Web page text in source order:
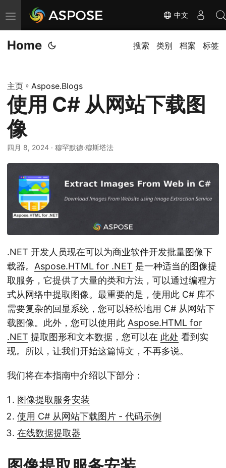
切
换
导
中文
Home 搜索 类别 档案 标签
主页 » Aspose.Blogs
使用 C# 从网站下载图
像
四月 8, 2024 · 穆罕默德·穆斯塔法
.NET 开发人员现在可以为商业软件开发批量图像下
载器。 Aspose.HTML for .NET 是一种适当的图像提
取服务，它提供了大量的类和方法，可以通过编程方
式从网络中提取图像。最重要的是，使用此 C# 库不
需要复杂的回显系统，您可以轻松地用 C# 从网站下
载图像。此外，您可以使用此 Aspose.HTML for
.NET 提取图形和文本数据，您可以在 此处 看到实
现。所以，让我们开始这篇博文，不再多说。
我们将在本指南中介绍以下部分：
图像提取服务安装
使用 C# 从网站下载图片 - 代码示例
在线数据提取器